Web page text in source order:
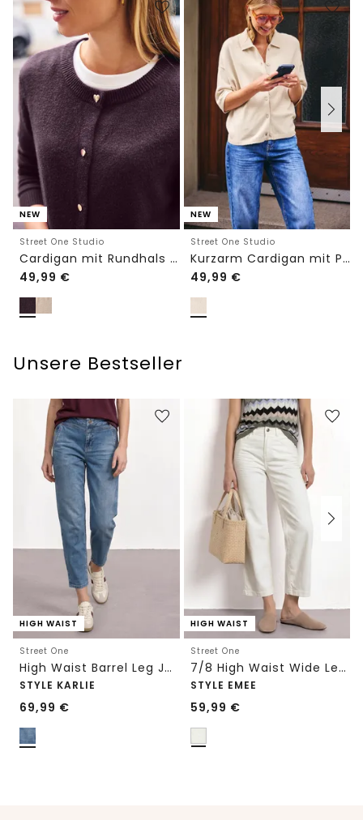
NEW
Street One Studio
Cardigan mit Rundhals und Knöpfen
49,99 €
NEW
Street One Studio
Kurzarm Cardigan mit Polokragen
49,99 €
Unsere Bestseller
HIGH WAIST
Street One
High Waist Barrel Leg Jeans im Loose Fit
STYLE KARLIE
69,99 €
HIGH WAIST
Street One
7/8 High Waist Wide Leg Jeans im Loose Fit
STYLE EMEE
59,99 €